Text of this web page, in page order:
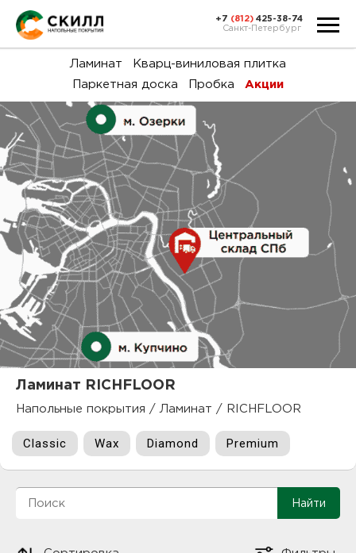
и
+7 (812) 425-38-74
Санкт-Петербург
Ламинат
Кварц-виниловая плитка
Паркетная доска
Пробка Акции
Ламинат RICHFLOOR
Напольные покрытия / Ламинат / RICHFLOOR
Classic Wax Diamond Premium